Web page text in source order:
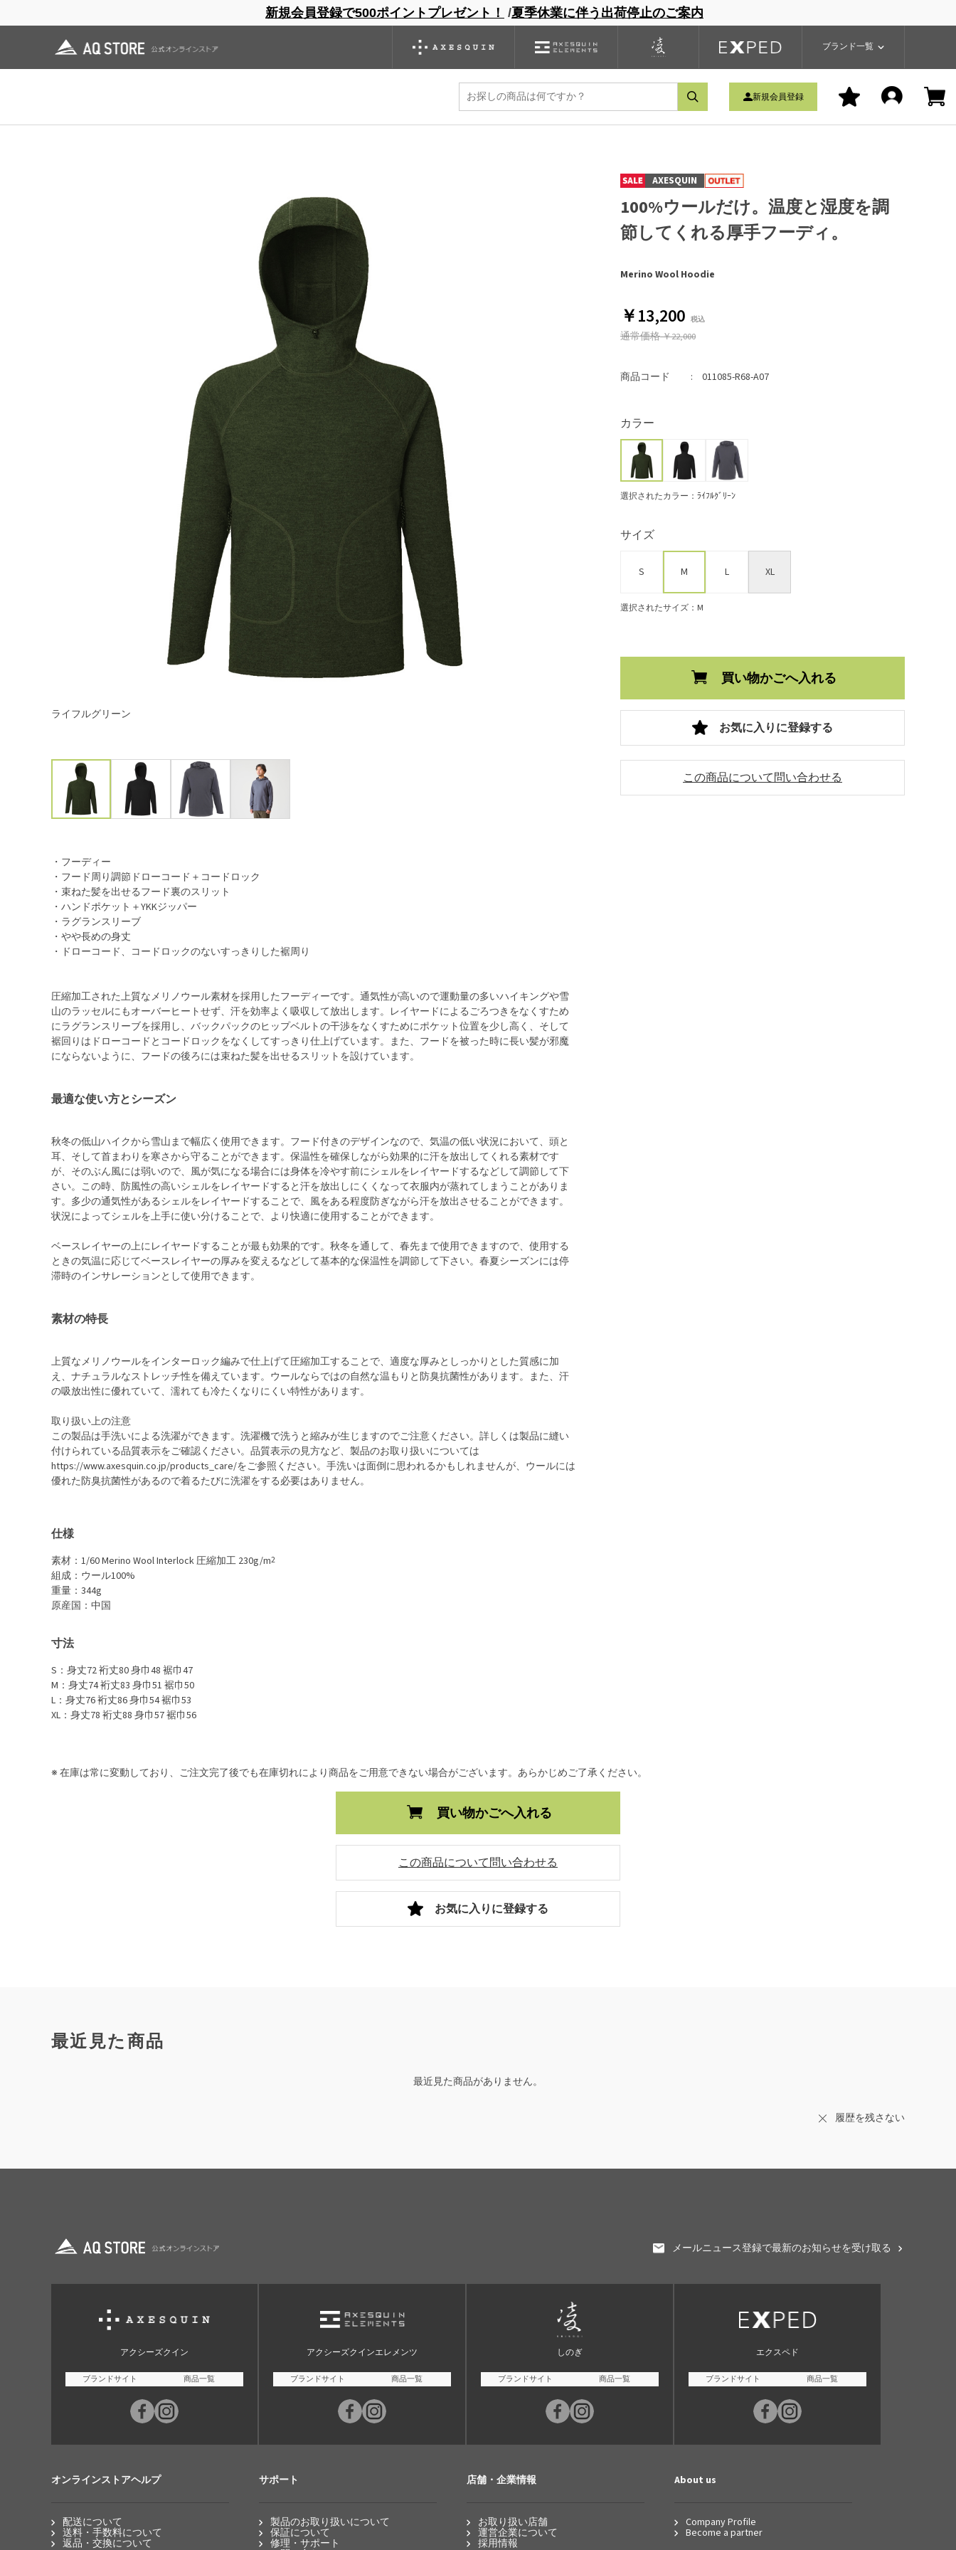
新規会員登録で500ポイントプレゼント！ /夏季休業に伴う出荷停止のご案内
ブランド一覧
ブランドサイト 商品一覧 ブランドサイト 商品一覧
新規会員登録
スリーピングマット バックパック グローブ シノギング アウトレット
ライフルグリーン
・フーディー
・フード周り調節ドローコード＋コードロック
・束ねた髪を出せるフード裏のスリット
・ハンドポケット＋YKKジッパー
・ラグランスリーブ
・やや長めの身丈
・ドローコード、コードロックのないすっきりした裾周り
圧縮加工された上質なメリノウール素材を採用したフーディーです。通気性が高いので運動量の多いハイキングや雪
山のラッセルにもオーバーヒートせず、汗を効率よく吸収して放出します。レイヤードによるごろつきをなくすため
にラグランスリーブを採用し、バックパックのヒップベルトの干渉をなくすためにポケット位置を少し高く、そして
裾回りはドローコードとコードロックをなくしてすっきり仕上げています。また、フードを被った時に長い髪が邪魔
にならないように、フードの後ろには束ねた髪を出せるスリットを設けています。
最適な使い方とシーズン
秋冬の低山ハイクから雪山まで幅広く使用できます。フード付きのデザインなので、気温の低い状況において、頭と
耳、そして首まわりを寒さから守ることができます。保温性を確保しながら効果的に汗を放出してくれる素材です
が、そのぶん風には弱いので、風が気になる場合には身体を冷やす前にシェルをレイヤードするなどして調節して下
さい。この時、防風性の高いシェルをレイヤードすると汗を放出しにくくなって衣服内が蒸れてしまうことがありま
す。多少の通気性があるシェルをレイヤードすることで、風をある程度防ぎながら汗を放出させることができます。
状況によってシェルを上手に使い分けることで、より快適に使用することができます。
ベースレイヤーの上にレイヤードすることが最も効果的です。秋冬を通して、春先まで使用できますので、使用する
ときの気温に応じてベースレイヤーの厚みを変えるなどして基本的な保温性を調節して下さい。春夏シーズンには停
滞時のインサレーションとして使用できます。
素材の特長
上質なメリノウールをインターロック編みで仕上げて圧縮加工することで、適度な厚みとしっかりとした質感に加
え、ナチュラルなストレッチ性を備えています。ウールならではの自然な温もりと防臭抗菌性があります。また、汗
の吸放出性に優れていて、濡れても冷たくなりにくい特性があります。
取り扱い上の注意
この製品は手洗いによる洗濯ができます。洗濯機で洗うと縮みが生じますのでご注意ください。詳しくは製品に縫い
付けられている品質表示をご確認ください。品質表示の見方など、製品のお取り扱いについては
https://www.axesquin.co.jp/products_care/をご参照ください。手洗いは面倒に思われるかもしれませんが、ウールには
優れた防臭抗菌性があるので着るたびに洗濯をする必要はありません。
仕様
素材：1/60 Merino Wool Interlock 圧縮加工 230g/m2
組成：ウール100%
重量：344g
原産国：中国
寸法
S：身丈72 裄丈80 身巾48 裾巾47
M：身丈74 裄丈83 身巾51 裾巾50
L：身丈76 裄丈86 身巾54 裾巾53
XL：身丈78 裄丈88 身巾57 裾巾56
AXESQUIN
100%ウールだけ。温度と湿度を調
節してくれる厚手フーディ。
Merino Wool Hoodie
￥13,200
通常価格￥22,000
商品コード 011085-R68-A07
カラー
選択されたカラー：ﾗｲﾌﾙｸﾞﾘｰﾝ
サイズ
S M L XL
選択されたサイズ：M
買い物かごへ入れる
この商品について問い合わせる
お気に入りに登録する
※ 在庫は常に変動しており、ご注文完了後でも在庫切れにより商品をご用意できない場合がございます。あらかじめご了承ください。
買い物かごへ入れる
この商品について問い合わせる
お気に入りに登録する
最近見た商品
最近見た商品がありません。
履歴を残さない
メールニュース登録で最新のお知らせを受け取る
アクシーズクイン
ブランドサイト 商品一覧
アクシーズクインエレメンツ
ブランドサイト 商品一覧
しのぎ
ブランドサイト 商品一覧
エクスペド
ブランドサイト 商品一覧
オンラインストアヘルプ
配送について
送料・手数料について
返品・交換について
サポート
製品のお取り扱いについて
保証について
修理・サポート
店舗・企業情報
お取り扱い店舗
運営企業について
採用情報
About us
Company Profile
Become a partner